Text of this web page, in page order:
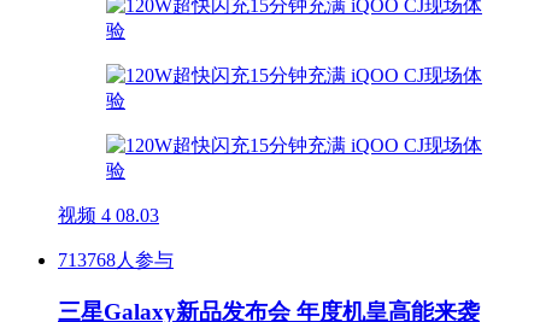
视频 4 08.03
713768人参与
三星Galaxy新品发布会 年度机皇高能来袭